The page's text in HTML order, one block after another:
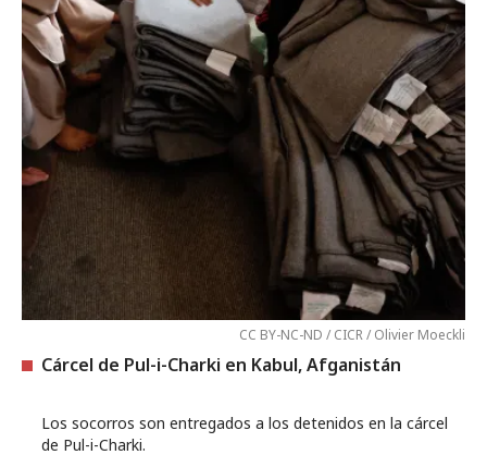
CC BY-NC-ND / CICR / Olivier Moeckli
Cárcel de Pul-i-Charki en Kabul, Afganistán
Los socorros son entregados a los detenidos en la cárcel
de Pul-i-Charki.